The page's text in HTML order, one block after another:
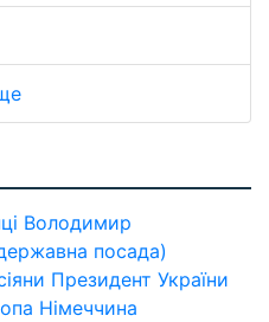
Володимир
посада)
Президент України
Німеччина